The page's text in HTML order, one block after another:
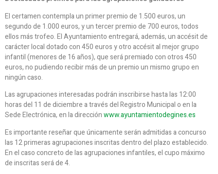
El certamen contempla un primer premio de 1.500 euros, un
segundo de 1.000 euros, y un tercer premio de 700 euros, todos
ellos más trofeo. El Ayuntamiento entregará, además, un accésit de
carácter local dotado con 450 euros y otro accésit al mejor grupo
infantil (menores de 16 años), que será premiado con otros 450
euros, no pudiendo recibir más de un premio un mismo grupo en
ningún caso.
Las agrupaciones interesadas podrán inscribirse hasta las 12:00
horas del 11 de diciembre a través del Registro Municipal o en la
Sede Electrónica, en la direcciónwww.ayuntamientodegines.es
Es importante reseñar que únicamente serán admitidas a concurso
las 12 primeras agrupaciones inscritas dentro del plazo establecido.
En el caso concreto de las agrupaciones infantiles, el cupo máximo
de inscritas será de 4.